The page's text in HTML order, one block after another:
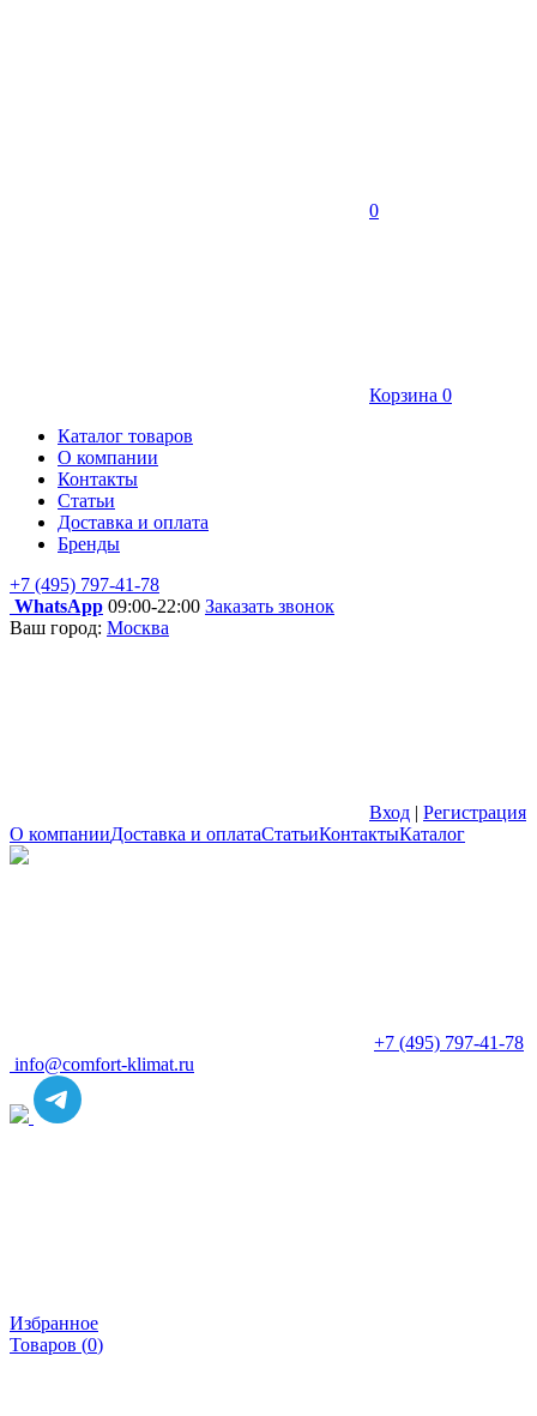
0
Корзина 0
Каталог товаров
О компании
Контакты
Статьи
Доставка и оплата
Бренды
+7 (495) 797-41-78
WhatsApp 09:00-22:00 Заказать звонок
Ваш город: Москва
Вход | Регистрация
О компанииДоставка и оплатаСтатьиКонтактыКаталог
+7 (495) 797-41-78
info@comfort-klimat.ru
Избранное
Товаров (0)